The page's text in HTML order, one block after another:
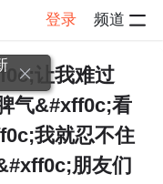
登录 频道
详情
让我难过
气&#xff0c;看
我就忍不住
朋友们